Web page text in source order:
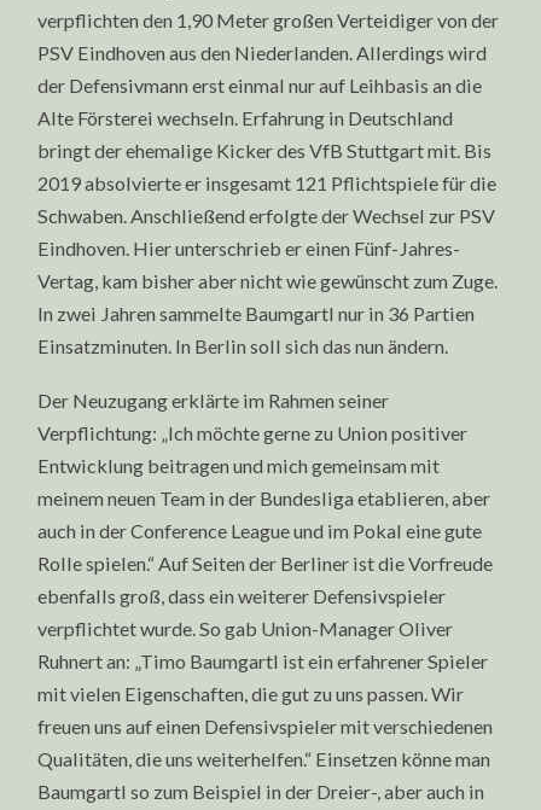
verpflichten den 1,90 Meter großen Verteidiger von der
PSV Eindhoven aus den Niederlanden. Allerdings wird
der Defensivmann erst einmal nur auf Leihbasis an die
Alte Försterei wechseln. Erfahrung in Deutschland
bringt der ehemalige Kicker des VfB Stuttgart mit. Bis
2019 absolvierte er insgesamt 121 Pflichtspiele für die
Schwaben. Anschließend erfolgte der Wechsel zur PSV
Eindhoven. Hier unterschrieb er einen Fünf-Jahres-
Vertag, kam bisher aber nicht wie gewünscht zum Zuge.
In zwei Jahren sammelte Baumgartl nur in 36 Partien
Einsatzminuten. In Berlin soll sich das nun ändern.
Der Neuzugang erklärte im Rahmen seiner
Verpflichtung: „Ich möchte gerne zu Union positiver
Entwicklung beitragen und mich gemeinsam mit
meinem neuen Team in der Bundesliga etablieren, aber
auch in der Conference League und im Pokal eine gute
Rolle spielen.“ Auf Seiten der Berliner ist die Vorfreude
ebenfalls groß, dass ein weiterer Defensivspieler
verpflichtet wurde. So gab Union-Manager Oliver
Ruhnert an: „Timo Baumgartl ist ein erfahrener Spieler
mit vielen Eigenschaften, die gut zu uns passen. Wir
freuen uns auf einen Defensivspieler mit verschiedenen
Qualitäten, die uns weiterhelfen.“ Einsetzen könne man
Baumgartl so zum Beispiel in der Dreier-, aber auch in